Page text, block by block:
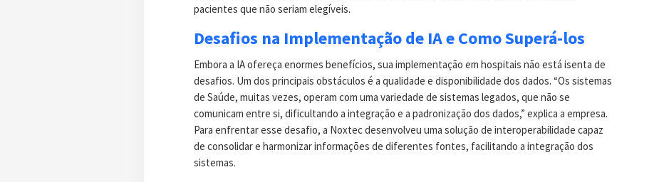
pacientes que não seriam elegíveis.
Desafios na Implementação de IA e Como Superá-los
Embora a IA ofereça enormes benefícios, sua implementação em hospitais não está isenta de
desafios. Um dos principais obstáculos é a qualidade e disponibilidade dos dados. “Os sistemas
de Saúde, muitas vezes, operam com uma variedade de sistemas legados, que não se
comunicam entre si, dificultando a integração e a padronização dos dados,” explica a empresa.
Para enfrentar esse desafio, a Noxtec desenvolveu uma solução de interoperabilidade capaz
de consolidar e harmonizar informações de diferentes fontes, facilitando a integração dos
sistemas.